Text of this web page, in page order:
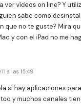
ver vídeos on line? Y
sabe como
que no te guste? Mira
y con el iPad no me
a las 15:49
si hay aplicaciones
y muchos canales